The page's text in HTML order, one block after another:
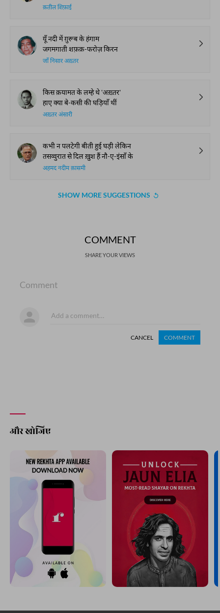
क़तील शिफ़ाई
यूँ नदी में ग़ुरूब के हंगाम
जगमगाती शफ़क़-फरोज़ किरन
जाँ निसार अख़्तर
किस क़यामत के लम्हे थे 'अख़्तर'
हाए क्या बे-कसी की घड़ियाँ थीं
अख़्तर अंसारी
कभी न पलटेगी बीती हुई घड़ी लेकिन
तसव्वुरात से दिल ख़ुश हैं नौ-ए-इंसाँ के
अहमद नदीम क़ासमी
SHOW MORE SUGGESTIONS
COMMENT
SHARE YOUR VIEWS
Comment
CANCEL COMMENT
और खोजिए